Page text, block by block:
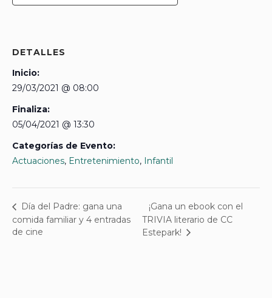
DETALLES
Inicio:
29/03/2021 @ 08:00
Finaliza:
05/04/2021 @ 13:30
Categorías de Evento:
Actuaciones, Entretenimiento, Infantil
Día del Padre: gana una
comida familiar y 4 entradas
de cine
¡Gana un ebook con el
TRIVIA literario de CC
Estepark!